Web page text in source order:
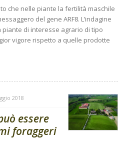
che nelle piante la fertilità maschile
del gene ARF8. L’indagine
di interesse agrario di tipo
vigore rispetto a quelle prodotte
2018
essere
foraggeri